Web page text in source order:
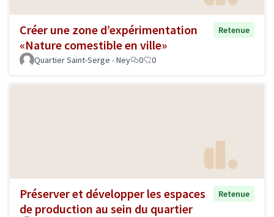
Créer une zone d’expérimentation
«Nature comestible en ville»
Retenue
Quartier Saint-Serge - Ney 0 0
Préserver et développer les espaces
de production au sein du quartier
Retenue